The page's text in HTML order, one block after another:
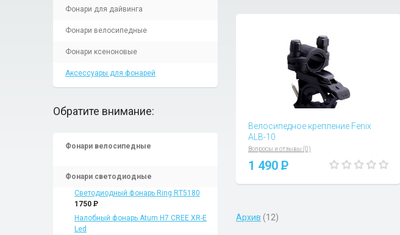
Фонари для дайвинга
Фонари велосипедные
Фонари ксеноновые
Аксессуары для фонарей
Обратите внимание:
Фонари велосипедные
Фонари светодиодные
Светодиодный фонарь Ring RT5180
1750 P
Налобный фонарь Atum H7 CREE XR-E
Led
Велосипедное крепление Fenix
ALB-10
Вопросы и отзывы (0)
1 490 P
Архив (12)